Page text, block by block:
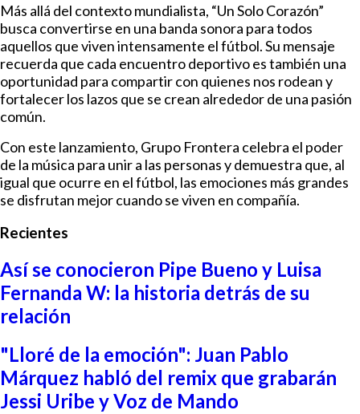
Más allá del contexto mundialista, “Un Solo Corazón”
busca convertirse en una banda sonora para todos
aquellos que viven intensamente el fútbol. Su mensaje
recuerda que cada encuentro deportivo es también una
oportunidad para compartir con quienes nos rodean y
fortalecer los lazos que se crean alrededor de una pasión
común.
Con este lanzamiento, Grupo Frontera celebra el poder
de la música para unir a las personas y demuestra que, al
igual que ocurre en el fútbol, las emociones más grandes
se disfrutan mejor cuando se viven en compañía.
Recientes
Así se conocieron Pipe Bueno y Luisa
Fernanda W: la historia detrás de su
relación
"Lloré de la emoción": Juan Pablo
Márquez habló del remix que grabarán
Jessi Uribe y Voz de Mando